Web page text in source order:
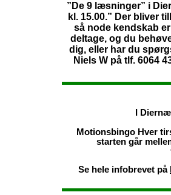
”De 9 læsninger” i
kl. 15.00.” Der bliver
så node kendskab
deltage, og du
dig, eller har du
Niels W på tlf. 6064
I
Motionsbingo Hver
starten går
Se hele infobrevet på